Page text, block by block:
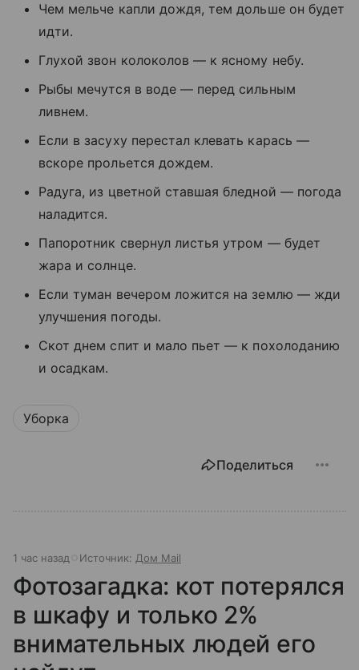
Чем мельче капли дождя, тем дольше он будет
идти.
Глухой звон колоколов — к ясному небу.
Рыбы мечутся в воде — перед сильным
ливнем.
Если в засуху перестал клевать карась —
вскоре прольется дождем.
Радуга, из цветной ставшая бледной — погода
наладится.
Папоротник свернул листья утром — будет
жара и солнце.
Если туман вечером ложится на землю — жди
улучшения погоды.
Скот днем спит и мало пьет — к похолоданию
и осадкам.
Уборка
Поделиться
1 час назад Источник: Дом Mail
Фотозагадка: кот потерялся
в шкафу и только 2%
внимательных людей его